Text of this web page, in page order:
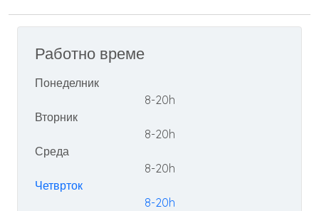
Работно време
Понеделник
8-20h
Вторник
8-20h
Среда
8-20h
Четврток
8-20h